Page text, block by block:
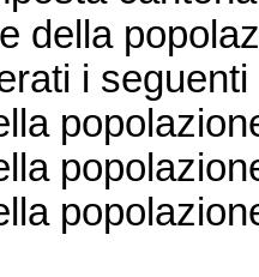
della
i